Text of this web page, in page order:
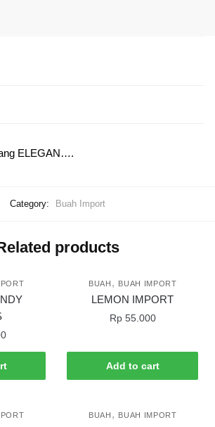
ELEGAN….
Category: Buah Import
products
BUAH , BUAH IMPORT
LEMON IMPORT
Rp55.000
Add to cart
BUAH , BUAH IMPORT